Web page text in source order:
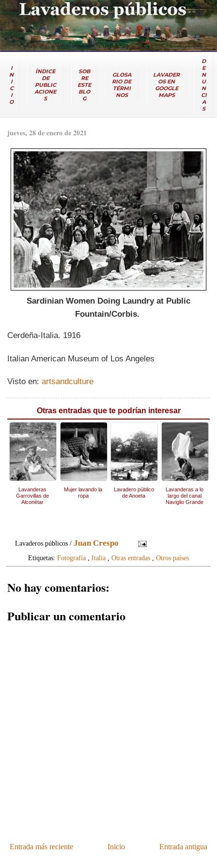
I
N
I
C
I
O
ÍNDICE
DE
PUBLIC
ACIONE
S
SOB
RE
ESTE
BLO
G
GLOSA
RIO DE
TÉRMI
NOS
LAVADER
OS EN
GOOGLE
MAPS
D
E
N
U
N
CI
A
S
jueves, 28 de enero de 2021
Sardinian Women Doing Laundry at Public
Fountain/Corbis.
Cerdeña-Italia. 1916
Italian American Museum of Los Angeles
Visto en: artsandculture
Otras entradas que te podrían interesar
Lavanderas
Garrovillas de
Alconétar
Mujer lavando la
ropa
Lavadero público
de Anoeta
Lavanderas a lo
largo del canal
Naviglio Grande
Lavaderos públicos /Juan Crespo
Etiquetas: Fotografía Italia Otras entradas Otros países
No hay comentarios:
Publicar un comentario
Entrada más reciente Entrada antigua
Inicio